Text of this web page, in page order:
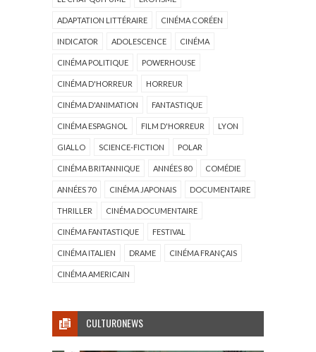
ADAPTATION LITTÉRAIRE CINÉMA CORÉEN
INDICATOR ADOLESCENCE CINÉMA
CINÉMA POLITIQUE POWERHOUSE
CINÉMA D'HORREUR HORREUR
CINÉMA D'ANIMATION FANTASTIQUE
CINÉMA ESPAGNOL FILM D'HORREUR LYON
GIALLO SCIENCE-FICTION POLAR
CINÉMA BRITANNIQUE ANNÉES 80 COMÉDIE
ANNÉES 70 CINÉMA JAPONAIS DOCUMENTAIRE
THRILLER CINÉMA DOCUMENTAIRE
CINÉMA FANTASTIQUE FESTIVAL
CINÉMA ITALIEN DRAME CINÉMA FRANÇAIS
CINÉMA AMERICAIN
CULTURONEWS